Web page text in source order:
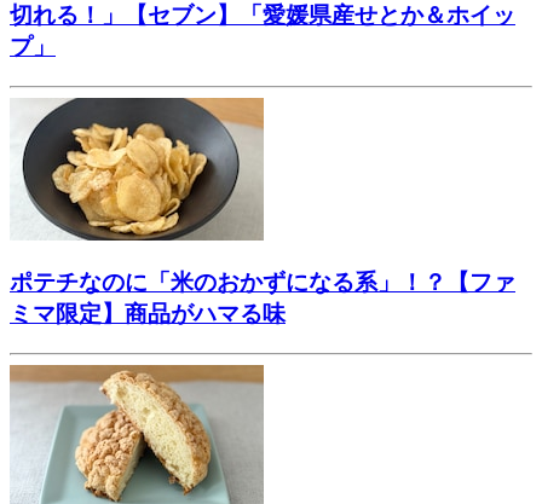
切れる！」【セブン】「愛媛県産せとか＆ホイッ
プ」
ポテチなのに「米のおかずになる系」！？【ファ
ミマ限定】商品がハマる味